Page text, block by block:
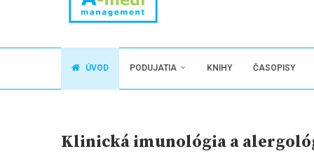
ÚVOD PODUJATIA KNIHY ČASOPISY
Klinická imunológia a